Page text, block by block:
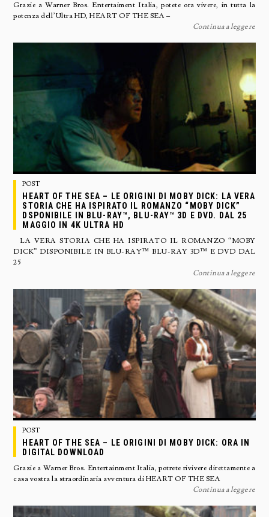
Grazie a Warner Bros. Entertaiment Italia, potete ora vivere, in tutta la
potenza dell’Ultra HD, HEART OF THE SEA –
Continua a leggere
POST
HEART OF THE SEA – LE ORIGINI DI MOBY DICK: LA VERA
STORIA CHE HA ISPIRATO IL ROMANZO “MOBY DICK”
DSPONIBILE IN BLU-RAY™, BLU-RAY™ 3D E DVD. DAL 25
MAGGIO IN 4K ULTRA HD
LA VERA STORIA CHE HA ISPIRATO IL ROMANZO “MOBY
DICK” DISPONIBILE IN BLU-RAY™ BLU-RAY 3D™ E DVD DAL
25
Continua a leggere
POST
HEART OF THE SEA – LE ORIGINI DI MOBY DICK: ORA IN
DIGITAL DOWNLOAD
Grazie a Warner Bros. Entertainment Italia, potrete rivivere direttamente a
casa vostra la straordinaria avventura di HEART OF THE SEA
Continua a leggere